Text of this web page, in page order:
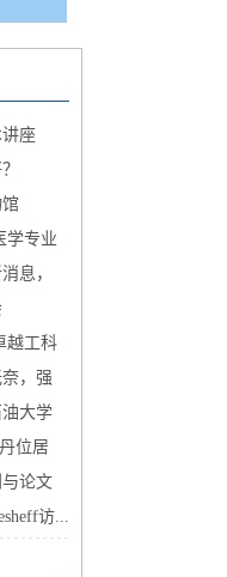
座
学专业
息，
越工科
，强
大学
位居
论文
访...